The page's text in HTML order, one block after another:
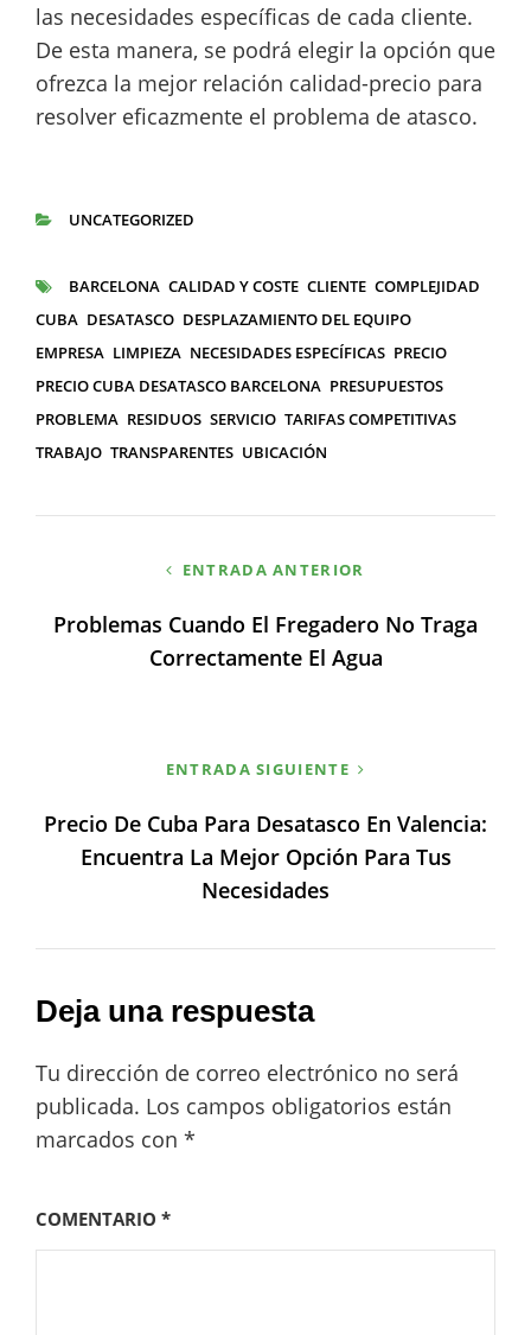
las necesidades específicas de cada cliente.
De esta manera, se podrá elegir la opción que
ofrezca la mejor relación calidad-precio para
resolver eficazmente el problema de atasco.
UNCATEGORIZED
ETIQUETAS
BARCELONA CALIDAD Y COSTE CLIENTE COMPLEJIDAD
CUBA DESATASCO DESPLAZAMIENTO DEL EQUIPO
EMPRESA LIMPIEZA NECESIDADES ESPECÍFICAS PRECIO
PRECIO CUBA DESATASCO BARCELONA PRESUPUESTOS
PROBLEMA RESIDUOS SERVICIO TARIFAS COMPETITIVAS
TRABAJO TRANSPARENTES UBICACIÓN
entradas
ENTRADA ANTERIOR
Problemas Cuando El Fregadero No Traga
Correctamente El Agua
ENTRADA SIGUIENTE
Precio De Cuba Para Desatasco En Valencia:
Encuentra La Mejor Opción Para Tus
Necesidades
Deja una respuesta
Tu dirección de correo electrónico no será
publicada. Los campos obligatorios están
marcados con *
COMENTARIO *